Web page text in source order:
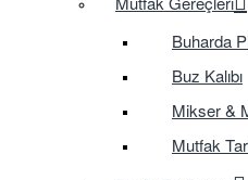
Buharda
Buz Kalıbı
Mikser &
Mutfak